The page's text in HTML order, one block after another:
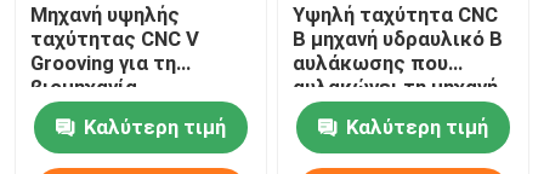
Μηχανή υψηλής
ταχύτητας CNC V
Grooving για τη
βιομηχανία
διακόσμησης από
ανοξείδωτο χάλυβα -
μοντέλο 1225
Καλύτερη τιμή
Υψηλή ταχύτητα CNC
Β μηχανή υδραυλικό Β
αυλάκωσης που
αυλακώνει τη μηχανή
για το μέταλλο
φύλλων 1225
Καλύτερη τιμή